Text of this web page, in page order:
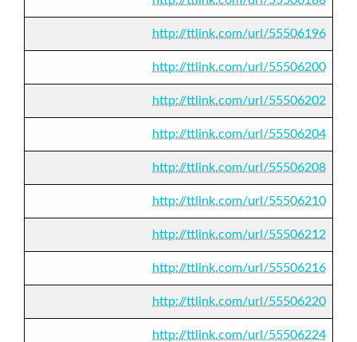
http://ttlink.com/url/55506196
http://ttlink.com/url/55506200
http://ttlink.com/url/55506202
http://ttlink.com/url/55506204
http://ttlink.com/url/55506208
http://ttlink.com/url/55506210
http://ttlink.com/url/55506212
http://ttlink.com/url/55506216
http://ttlink.com/url/55506220
http://ttlink.com/url/55506224